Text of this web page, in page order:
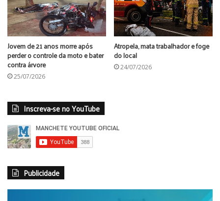
Jovem de 21 anos morre após
perder o controle da moto e bater
contra árvore
25/07/2026
Atropela, mata trabalhador e foge
do local
24/07/2026
Inscreva-se no YouTube
Publicidade